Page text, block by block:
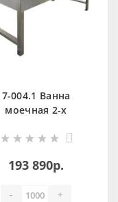
7-004.1 Ванна
моечная 2-х
антивандальная
0
193 890р.
- +